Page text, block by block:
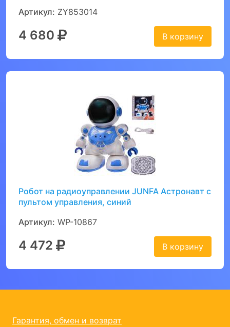
Артикул: ZY853014
4 680 В корзину
Робот на радиоуправлении JUNFA Астронавт с
пультом управления, синий
Артикул: WP-10867
4 472 В корзину
Гарантия, обмен и возврат